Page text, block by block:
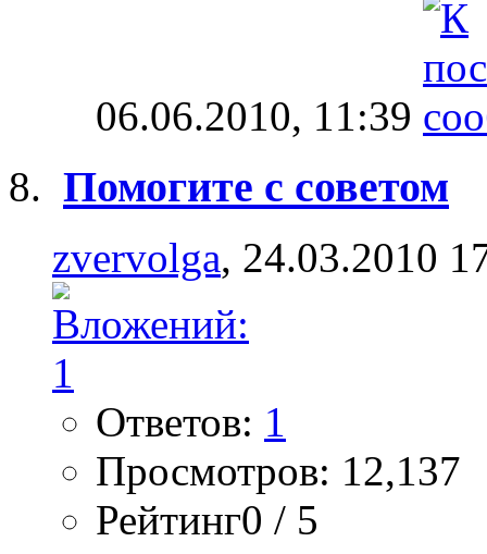
06.06.2010, 11:39
Помогите с советом
zvervolga, 24.03.2010
Ответов: 1
Просмотров: 12,137
Рейтинг0 / 5